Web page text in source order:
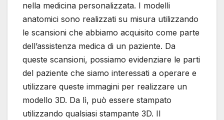
nella medicina personalizzata. I modelli
anatomici sono realizzati su misura utilizzando
le scansioni che abbiamo acquisito come parte
dell’assistenza medica di un paziente. Da
queste scansioni, possiamo evidenziare le parti
del paziente che siamo interessati a operare e
utilizzare queste immagini per realizzare un
modello 3D. Da lì, può essere stampato
utilizzando qualsiasi stampante 3D. Il